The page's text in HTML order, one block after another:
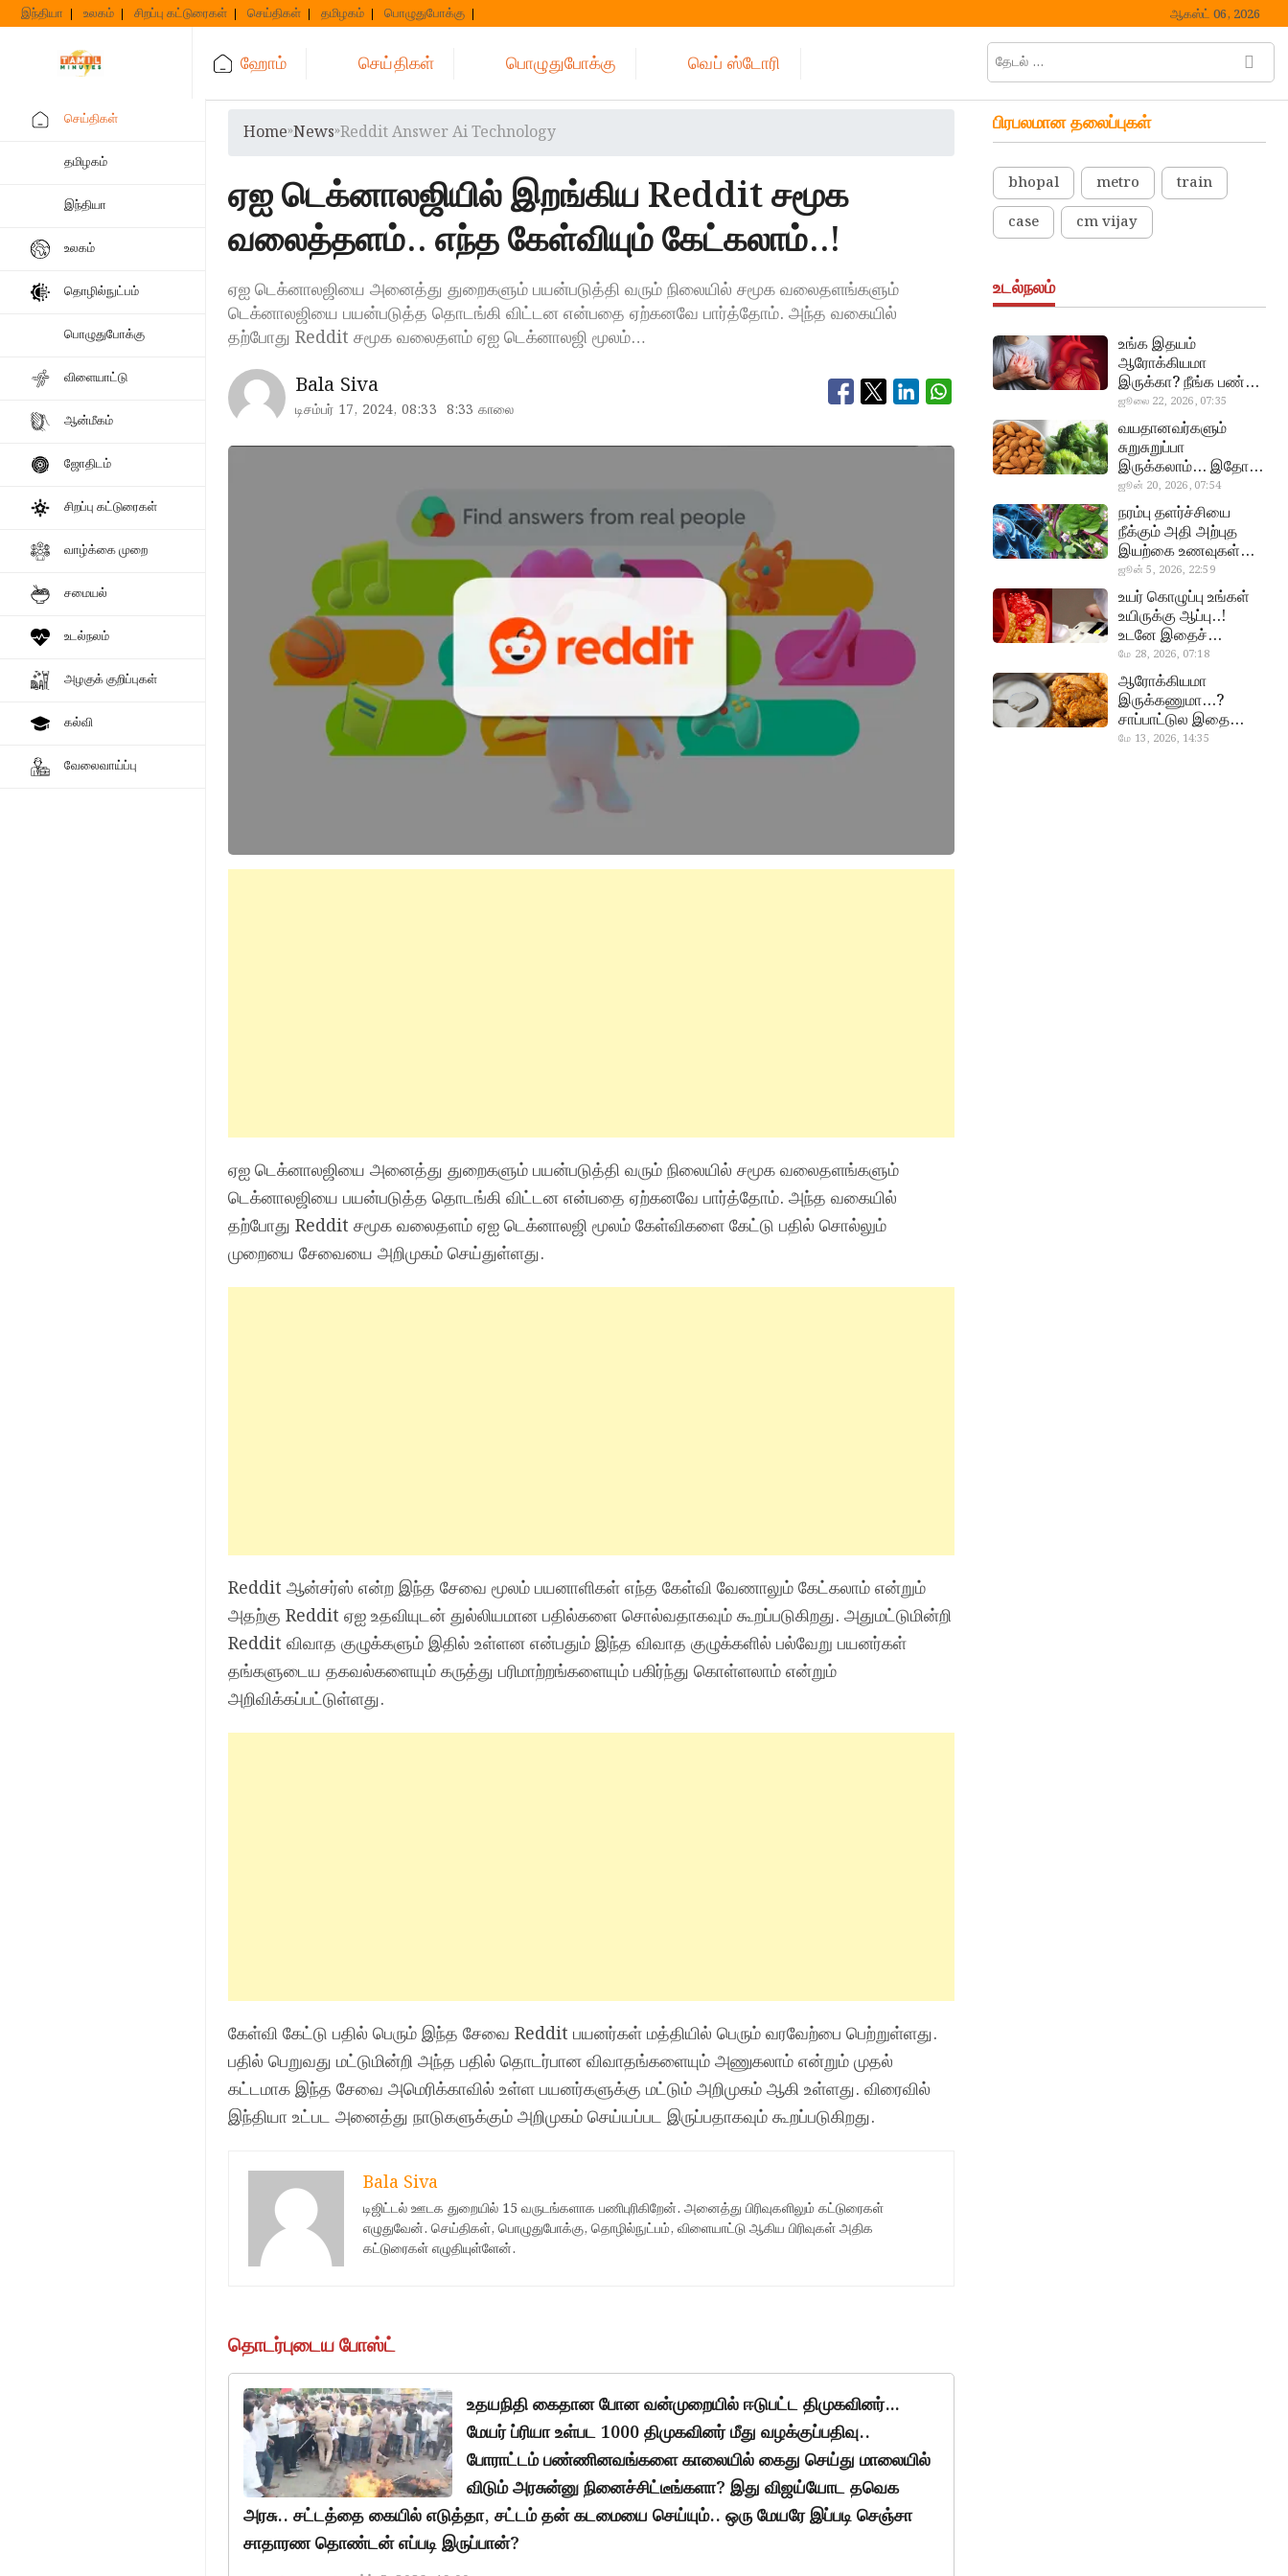
Skip
to
இந்தியா உலகம் சிறப்பு கட்டுரைகள் செய்திகள் தமிழகம் பொழுதுபோக்கு ஆகஸ்ட் 06, 2026
ஹோம் செய்திகள் பொழுதுபோக்கு வெப் ஸ்டோரி
தேடல்
… M
செய்திகள்
தமிழகம்
இந்தியா
உலகம்
தொழில்நுட்பம்
பொழுதுபோக்கு
விளையாட்டு
ஆன்மீகம்
ஜோதிடம்
சிறப்பு கட்டுரைகள்
வாழ்க்கை முறை
சமையல்
உடல்நலம்
அழகுக் குறிப்புகள்
கல்வி
வேலைவாய்ப்பு
Home»News»Reddit Answer Ai Technology
ஏஐ டெக்னாலஜியில் இறங்கிய Reddit சமூக
வலைத்தளம்.. எந்த கேள்வியும் கேட்கலாம்..!
ஏஐ டெக்னாலஜியை அனைத்து துறைகளும் பயன்படுத்தி வரும் நிலையில் சமூக வலைதளங்களும்
டெக்னாலஜியை பயன்படுத்த தொடங்கி விட்டன என்பதை ஏற்கனவே பார்த்தோம். அந்த வகையில்
தற்போது Reddit சமூக வலைதளம் ஏஐ டெக்னாலஜி மூலம்…
Bala Siva
டிசம்பர் 17, 2024, 08:33 8:33 காலை
ஏஐ டெக்னாலஜியை அனைத்து துறைகளும் பயன்படுத்தி வரும் நிலையில் சமூக வலைதளங்களும்
டெக்னாலஜியை பயன்படுத்த தொடங்கி விட்டன என்பதை ஏற்கனவே பார்த்தோம். அந்த வகையில்
தற்போது Reddit சமூக வலைதளம் ஏஐ டெக்னாலஜி மூலம் கேள்விகளை கேட்டு பதில் சொல்லும்
முறையை சேவையை அறிமுகம் செய்துள்ளது.
Reddit ஆன்சர்ஸ் என்ற இந்த சேவை மூலம் பயனாளிகள் எந்த கேள்வி வேணாலும் கேட்கலாம் என்றும்
அதற்கு Reddit ஏஐ உதவியுடன் துல்லியமான பதில்களை சொல்வதாகவும் கூறப்படுகிறது. அதுமட்டுமின்றி
Reddit விவாத குழுக்களும் இதில் உள்ளன என்பதும் இந்த விவாத குழுக்களில் பல்வேறு பயனர்கள்
தங்களுடைய தகவல்களையும் கருத்து பரிமாற்றங்களையும் பகிர்ந்து கொள்ளலாம் என்றும்
அறிவிக்கப்பட்டுள்ளது.
கேள்வி கேட்டு பதில் பெரும் இந்த சேவை Reddit பயனர்கள் மத்தியில் பெரும் வரவேற்பை பெற்றுள்ளது.
பதில் பெறுவது மட்டுமின்றி அந்த பதில் தொடர்பான விவாதங்களையும் அணுகலாம் என்றும் முதல்
கட்டமாக இந்த சேவை அமெரிக்காவில் உள்ள பயனர்களுக்கு மட்டும் அறிமுகம் ஆகி உள்ளது. விரைவில்
இந்தியா உட்பட அனைத்து நாடுகளுக்கும் அறிமுகம் செய்யப்பட இருப்பதாகவும் கூறப்படுகிறது.
Bala Siva
டிஜிட்டல் ஊடக துறையில் 15 வருடங்களாக பணிபுரிகிறேன். அனைத்து பிரிவுகளிலும் கட்டுரைகள்
எழுதுவேன். செய்திகள், பொழுதுபோக்கு, தொழில்நுட்பம், விளையாட்டு ஆகிய பிரிவுகள் அதிக
கட்டுரைகள் எழுதியுள்ளேன்.
தொடர்புடைய போஸ்ட்
உதயநிதி கைதான போன வன்முறையில் ஈடுபட்ட திமுகவினர்…
மேயர் ப்ரியா உள்பட 1000 திமுகவினர் மீது வழக்குப்பதிவு..
போராட்டம் பண்ணினவங்களை காலையில் கைது செய்து மாலையில்
விடும் அரசுன்னு நினைச்சிட்டீங்களா? இது விஜய்யோட தவெக
அரசு.. சட்டத்தை கையில் எடுத்தா, சட்டம் தன் கடமையை செய்யும்.. ஒரு மேயரே இப்படி செஞ்சா
சாதாரண தொண்டன் எப்படி இருப்பான்?
பிரபலமான தலைப்புகள்
bhopal metro
train
case
cm vijay
உடல்நலம்
உங்க இதயம்
ஆரோக்கியமா
இருக்கா? நீங்க பண்ண
வேண்டிய எளிய 5
டெஸ்ட்!
ஜூலை 22, 2026, 07:35
வயதானவர்களும்
சுறுசுறுப்பா
இருக்கலாம்… இதோ
சூப்பர் உணவுகள்!
ஜூன் 20, 2026, 07:54
chi,
pasalaikeerai
நரம்பு தளர்ச்சியை
நீக்கும் அதி அற்புத
இயற்கை உணவுகள்…
தவற விட்டுறாதீங்க!
ஜூன் 5, 2026, 22:59
உயர் கொழுப்பு உங்கள்
உயிருக்கு ஆப்பு..!
உடனே இதைச்
செய்யுங்க!
மே 28, 2026, 07:18
ஆரோக்கியமா
இருக்கணுமா…?
சாப்பாட்டுல இதை
எல்லாம்
மே 13, 2026, 14:35